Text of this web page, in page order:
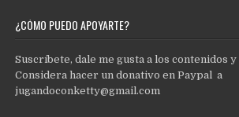
¿CÓMO PUEDO APOYARTE?
Suscríbete, dale me gusta a los contenidos y
Considera hacer un donativo en Paypal a
jugandoconketty@gmail.com